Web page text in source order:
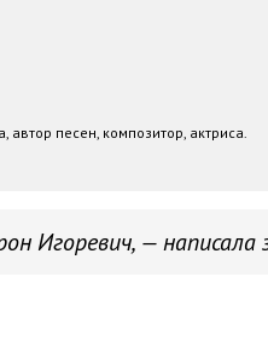
автор песен, композитор, актриса.
Игоревич, — написала